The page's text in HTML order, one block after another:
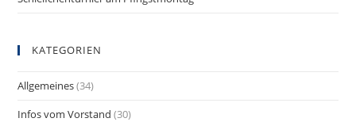
KATEGORIEN
Allgemeines(34)
Infos vom Vorstand (30)